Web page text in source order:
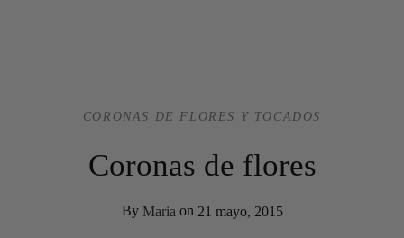
CORONAS DE FLORES Y TOCADOS
Coronas de flores
By Maria on 21 mayo, 2015